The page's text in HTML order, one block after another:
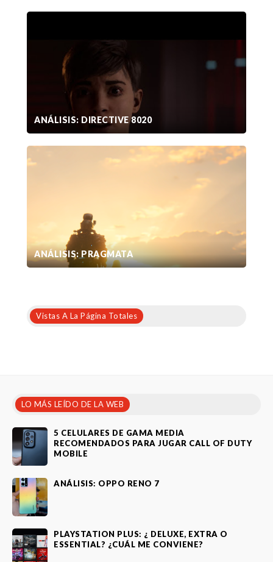
ANÁLISIS: DIRECTIVE 8020
ANÁLISIS: PRAGMATA
Vistas A La Página Totales
LO MÁS LEÍDO DE LA WEB
5 CELULARES DE GAMA MEDIA
RECOMENDADOS PARA JUGAR CALL OF DUTY
MOBILE
ANÁLISIS: OPPO RENO 7
PLAYSTATION PLUS: ¿ DELUXE, EXTRA O
ESSENTIAL? ¿CUÁL ME CONVIENE?